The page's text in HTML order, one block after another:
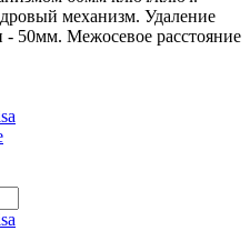
механизм. Удаление
- 50мм. Межосевое расстояние